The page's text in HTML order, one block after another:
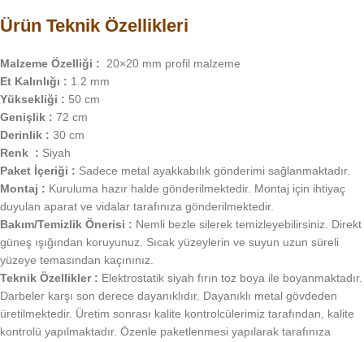
Ürün Teknik Özellikleri
Malzeme Özelliği : 20×20 mm profil malzeme
Et Kalınlığı : 1.2 mm
Yüksekliği : 50 cm
Genişlik : 72 cm
Derinlik : 30 cm
Renk : Siyah
Paket İçeriği : Sadece metal ayakkabılık gönderimi sağlanmaktadır.
Montaj : Kuruluma hazır halde gönderilmektedir. Montaj için ihtiyaç
duyulan aparat ve vidalar tarafınıza gönderilmektedir.
Bakım/Temizlik Önerisi : Nemli bezle silerek temizleyebilirsiniz. Direkt
güneş ışığından koruyunuz. Sıcak yüzeylerin ve suyun uzun süreli
yüzeye temasından kaçınınız.
Teknik Özellikler : Elektrostatik siyah fırın toz boya ile boyanmaktadır.
Darbeler karşı son derece dayanıklıdır. Dayanıklı metal gövdeden
üretilmektedir. Üretim sonrası kalite kontrolcülerimiz tarafından, kalite
kontrolü yapılmaktadır. Özenle paketlenmesi yapılarak tarafınıza